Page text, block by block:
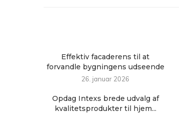
Effektiv facaderens til at
forvandle bygningens udseende
26. januar 2026
Opdag Intexs brede udvalg af
kvalitetsprodukter til hjem...